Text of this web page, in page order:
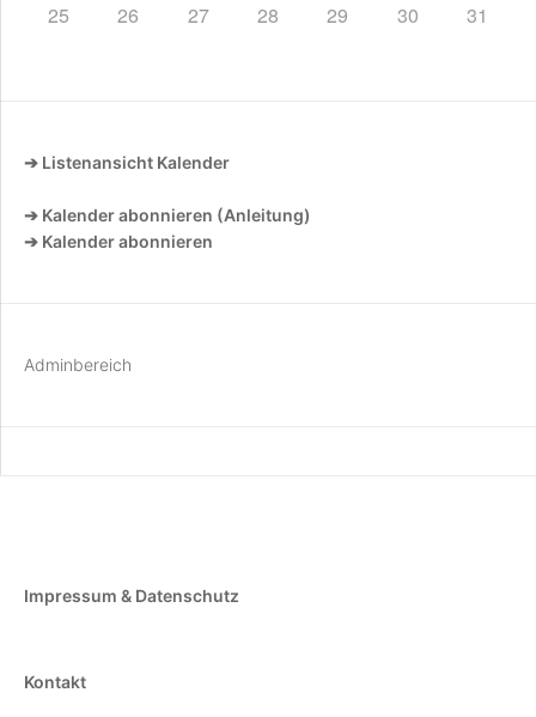
25 26 27 28 29 30 31
➔ Listenansicht Kalender
➔ Kalender abonnieren (Anleitung)
➔ Kalender abonnieren
Adminbereich
Impressum & Datenschutz
Kontakt